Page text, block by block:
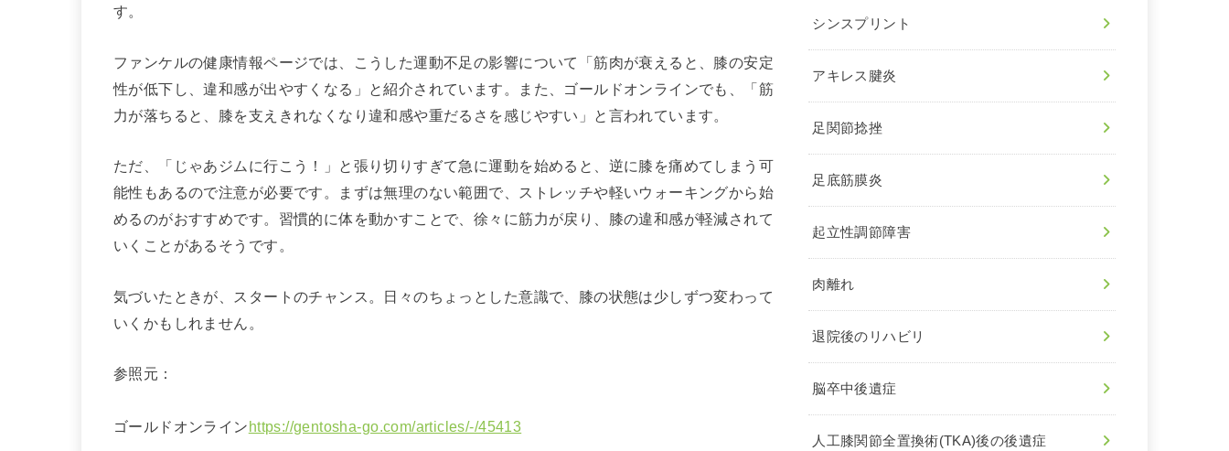
す。
ファンケルの健康情報ページでは、こうした運動不足の影響について「筋肉が衰えると、膝の安定
性が低下し、違和感が出やすくなる」と紹介されています。また、ゴールドオンラインでも、「筋
力が落ちると、膝を支えきれなくなり違和感や重だるさを感じやすい」と言われています。
ただ、「じゃあジムに行こう！」と張り切りすぎて急に運動を始めると、逆に膝を痛めてしまう可
能性もあるので注意が必要です。まずは無理のない範囲で、ストレッチや軽いウォーキングから始
めるのがおすすめです。習慣的に体を動かすことで、徐々に筋力が戻り、膝の違和感が軽減されて
いくことがあるそうです。
気づいたときが、スタートのチャンス。日々のちょっとした意識で、膝の状態は少しずつ変わって
いくかもしれません。
参照元：
ゴールドオンラインhttps://gentosha-go.com/articles/-/45413
シンスプリント
アキレス腱炎
足関節捻挫
足底筋膜炎
起立性調節障害
肉離れ
退院後のリハビリ
脳卒中後遺症
人工膝関節全置換術(TKA)後の後遺症